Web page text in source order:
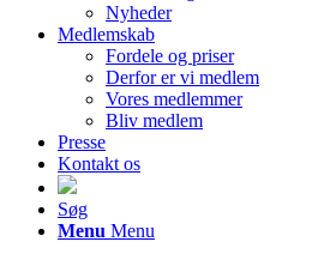
Nyheder
Medlemskab
Fordele og priser
Derfor er vi medlem
Vores medlemmer
Bliv medlem
Presse
Kontakt os
Søg
Menu Menu